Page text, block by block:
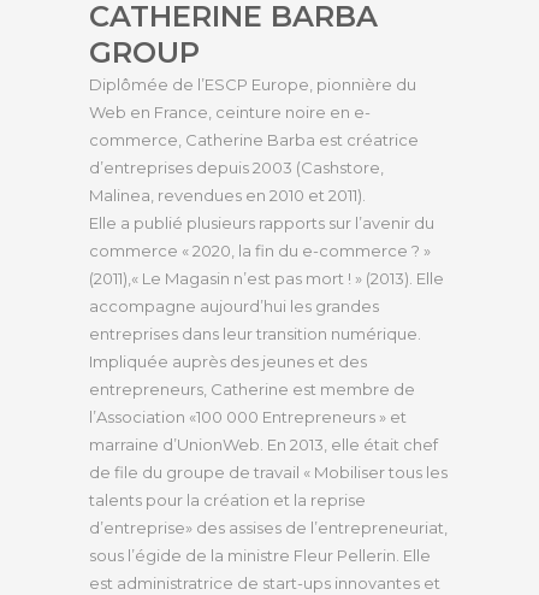
CATHERINE BARBA
GROUP
Diplômée de l’ESCP Europe, pionnière du
Web en France, ceinture noire en e-
commerce, Catherine Barba est créatrice
d’entreprises depuis 2003 (Cashstore,
Malinea, revendues en 2010 et 2011).
Elle a publié plusieurs rapports sur l’avenir du
commerce « 2020, la fin du e-commerce ? »
(2011),« Le Magasin n’est pas mort ! » (2013). Elle
accompagne aujourd’hui les grandes
entreprises dans leur transition numérique.
Impliquée auprès des jeunes et des
entrepreneurs, Catherine est membre de
l’Association «100 000 Entrepreneurs » et
marraine d’UnionWeb. En 2013, elle était chef
de file du groupe de travail « Mobiliser tous les
talents pour la création et la reprise
d’entreprise» des assises de l’entrepreneuriat,
sous l’égide de la ministre Fleur Pellerin. Elle
est administratrice de start-ups innovantes et